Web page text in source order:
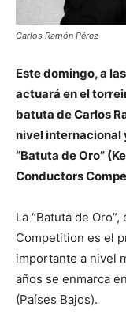
Carlos Ramón Pérez
Este domingo, a
actuará en el
batuta de Carlos
nivel internacional
“Batuta de Oro”
Conductors
La “Batuta de
Competition es el
importante a nivel
años se enmarca
(Países Bajos).